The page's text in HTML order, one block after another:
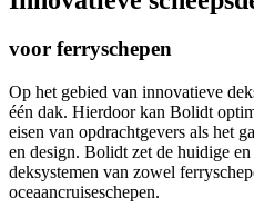
voor ferryschepen
Op het gebied van innovatieve
één dak. Hierdoor kan Bolidt
eisen van opdrachtgevers als het
en design. Bolidt zet de huidige
deksystemen van zowel
oceaancruiseschepen.